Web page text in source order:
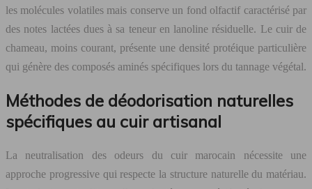
les molécules volatiles mais conserve un fond olfactif caractérisé par
des notes lactées dues à sa teneur en lanoline résiduelle. Le cuir de
chameau, moins courant, présente une densité protéique particulière
qui génère des composés aminés spécifiques lors du tannage végétal.
Méthodes de déodorisation naturelles
spécifiques au cuir artisanal
La neutralisation des odeurs du cuir marocain nécessite une
approche progressive qui respecte la structure naturelle du matériau.